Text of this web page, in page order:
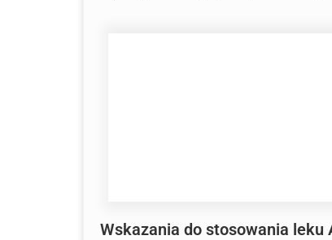
Wskazania do stosowania leku